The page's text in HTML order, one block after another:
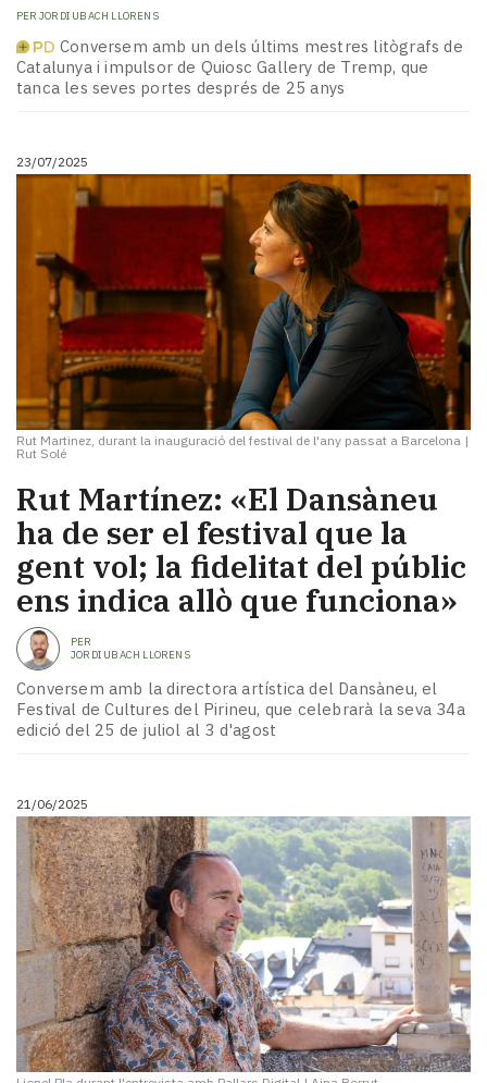
PER JORDI UBACH LLORENS
Conversem amb un dels últims mestres litògrafs de
Catalunya i impulsor de Quiosc Gallery de Tremp, que
tanca les seves portes després de 25 anys
23/07/2025
Rut Martinez, durant la inauguració del festival de l'any passat a Barcelona |
Rut Solé
Rut Martínez: «El Dansàneu
ha de ser el festival que la
gent vol; la fidelitat del públic
ens indica allò que funciona»
PER
JORDI UBACH LLORENS
Conversem amb la directora artística del Dansàneu, el
Festival de Cultures del Pirineu, que celebrarà la seva 34a
edició del 25 de juliol al 3 d'agost
21/06/2025